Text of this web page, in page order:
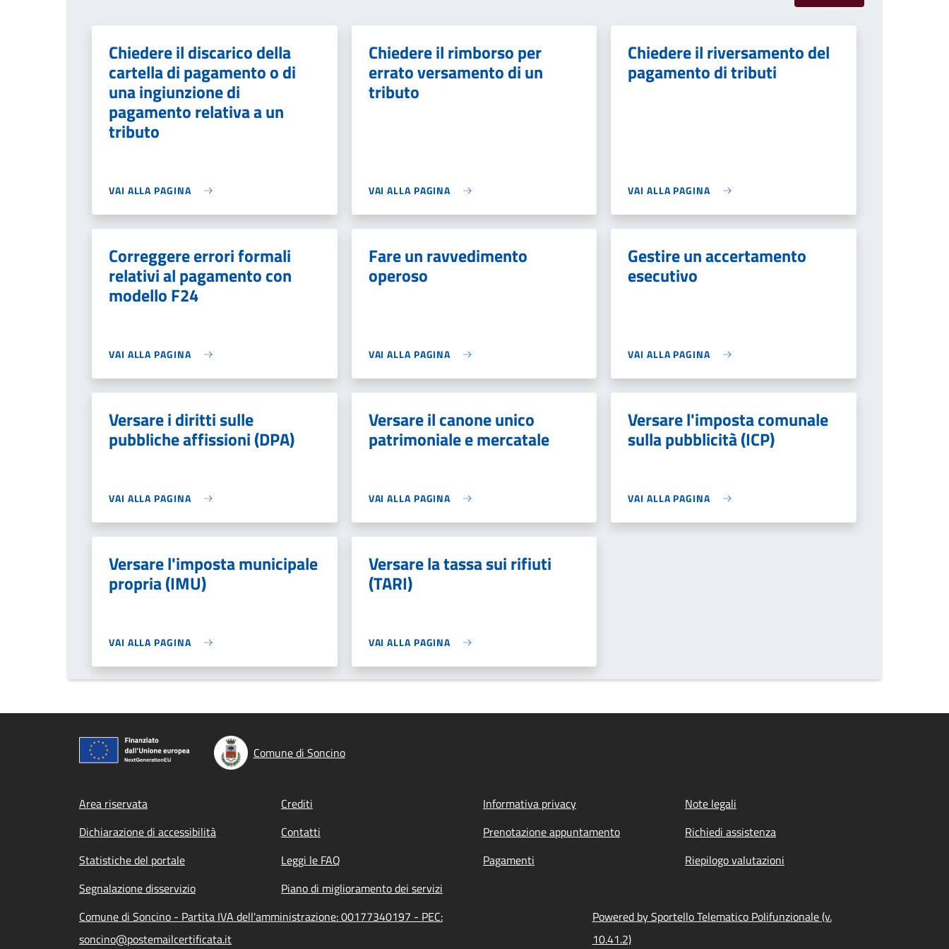
Chiedere il discarico della
cartella di pagamento o di
una ingiunzione di
pagamento relativa a un
tributo
VAI ALLA PAGINA
Chiedere il rimborso per
errato versamento di un
tributo
VAI ALLA PAGINA
Chiedere il riversamento del
pagamento di tributi
VAI ALLA PAGINA
Correggere errori formali
relativi al pagamento con
modello F24
VAI ALLA PAGINA
Fare un ravvedimento
operoso
VAI ALLA PAGINA
Gestire un accertamento
esecutivo
VAI ALLA PAGINA
Versare i diritti sulle
pubbliche affissioni (DPA)
VAI ALLA PAGINA
Versare il canone unico
patrimoniale e mercatale
VAI ALLA PAGINA
Versare l'imposta comunale
sulla pubblicità (ICP)
VAI ALLA PAGINA
Versare l'imposta municipale
propria (IMU)
VAI ALLA PAGINA
Versare la tassa sui rifiuti
(TARI)
VAI ALLA PAGINA
Comune di Soncino
Footer menu
Area riservata Crediti Informativa privacy
Note legali
Dichiarazione di accessibilità
Contatti Prenotazione appuntamento
Richiedi assistenza
Statistiche del portale
Leggi le FAQ Pagamenti
Riepilogo valutazioni
Segnalazione disservizio
Piano di miglioramento dei servizi
Comune di Soncino - Partita IVA dell'amministrazione: 00177340197 - PEC:
soncino@postemailcertificata.it
Powered by Sportello Telematico Polifunzionale (v.
10.41.2)